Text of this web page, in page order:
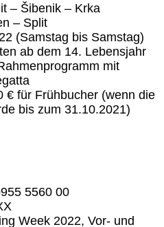
– Šibenik – Krka
– Split
(Samstag bis Samstag)
ab dem 14. Lebensjahr
mit
€ für Frühbucher (wenn die
bis zum 31.10.2021)
5560 00
Week 2022, Vor- und